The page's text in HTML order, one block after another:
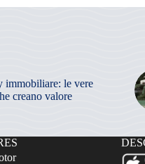
immobiliare: le vere
creano valore